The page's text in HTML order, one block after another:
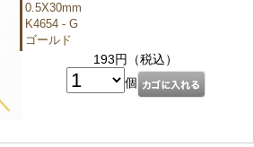
0.5X30mm
K4654 - G
ゴールド
193円（税込）
個